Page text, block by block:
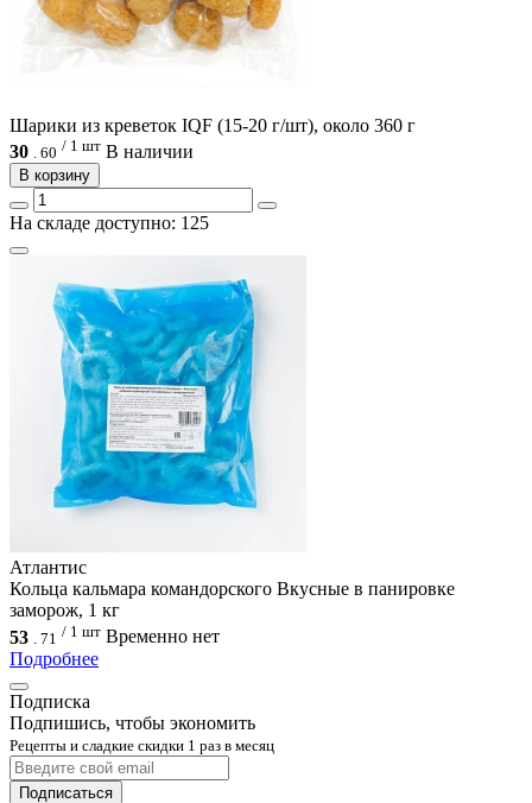
Шарики из креветок IQF (15-20 г/шт), около 360 г
30 . 60 / 1 шт В наличии
В корзину
На складе доступно: 125
Атлантис
Кольца кальмара командорского Вкусные в панировке
заморож, 1 кг
53
71 / 1 шт Временно нет
Подробнее
Подписка
Подпишись, чтобы экономить
Рецепты и сладкие скидки 1 раз в месяц
Подписаться